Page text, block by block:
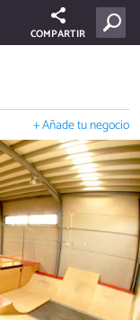
COMPARTIR
+ Añade tu negocio